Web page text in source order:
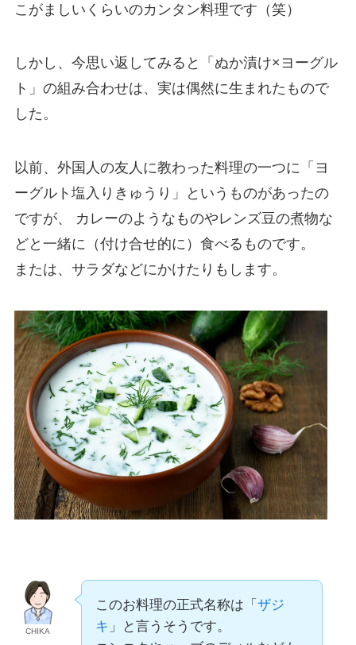
こがましいくらいのカンタン料理です（笑）
しかし、今思い返してみると「ぬか漬け×ヨーグル
ト」の組み合わせは、実は偶然に生まれたもので
した。
以前、外国人の友人に教わった料理の一つに「ヨ
ーグルト塩入りきゅうり」というものがあったの
ですが、 カレーのようなものやレンズ豆の煮物な
どと一緒に（付け合せ的に）食べるものです。
または、サラダなどにかけたりもします。
CHIKA
このお料理の正式名称は「 ザジ
キ 」と言うそうです。